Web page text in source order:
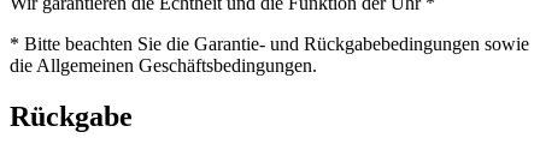
* Bitte beachten Sie die Garantie- und Rückgabebedingungen sowie
die Allgemeinen Geschäftsbedingungen.
Rückgabe